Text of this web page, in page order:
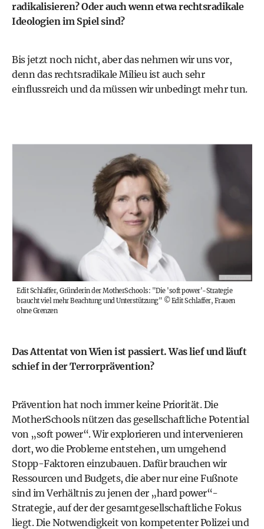
radikalisieren? Oder auch wenn etwa rechtsradikale
Ideologien im Spiel sind?
Bis jetzt noch nicht, aber das nehmen wir uns vor,
denn das rechtsradikale Milieu ist auch sehr
einflussreich und da müssen wir unbedingt mehr tun.
Edit Schlaffer, Gründerin der MotherSchools: "Die 'soft power'-Strategie
braucht viel mehr Beachtung und Unterstützung" ©Edit Schlaffer, Frauen
ohne Grenzen
Das Attentat von Wien ist passiert. Was lief und läuft
schief in der Terrorprävention?
Prävention hat noch immer keine Priorität. Die
MotherSchools nützen das gesellschaftliche Potential
von „soft power“. Wir explorieren und intervenieren
dort, wo die Probleme entstehen, um umgehend
Stopp-Faktoren einzubauen. Dafür brauchen wir
Ressourcen und Budgets, die aber nur eine Fußnote
sind im Verhältnis zu jenen der „hard power“-
Strategie, auf der der gesamtgesellschaftliche Fokus
liegt. Die Notwendigkeit von kompetenter Polizei und